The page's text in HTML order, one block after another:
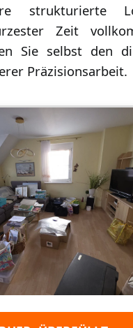
strukturierte
Zeit
Sie selbst den
Präzisionsarbeit.